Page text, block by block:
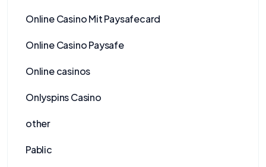
Online Casino Mit Paysafecard
Online Casino Paysafe
Online casinos
Onlyspins Casino
other
Pablic